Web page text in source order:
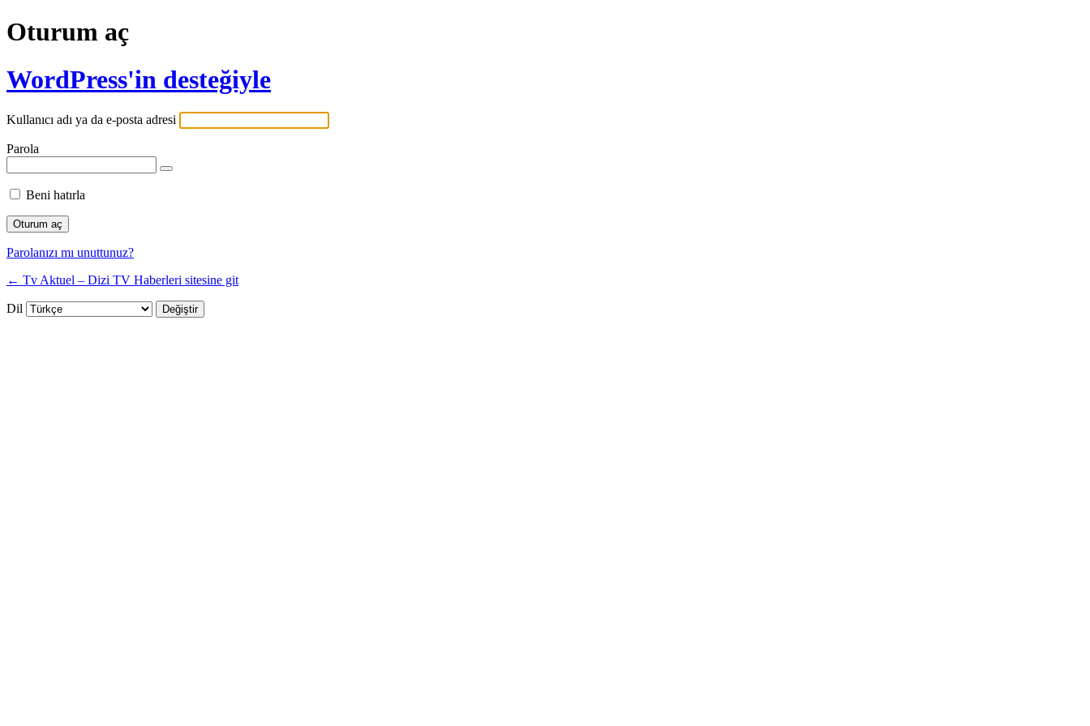
Oturum aç
WordPress'in desteğiyle
Kullanıcı adı ya da e-posta adresi
Parola
Beni hatırla
Parolanızı mı unuttunuz?
← Tv Aktuel – Dizi TV Haberleri sitesine git
Dil